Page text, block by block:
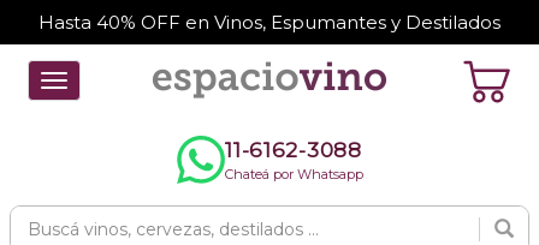
Hasta 40% OFF en Vinos, Espumantes y Destilados
Toggle
navigation
11-6162-3088
Chateá por Whatsapp